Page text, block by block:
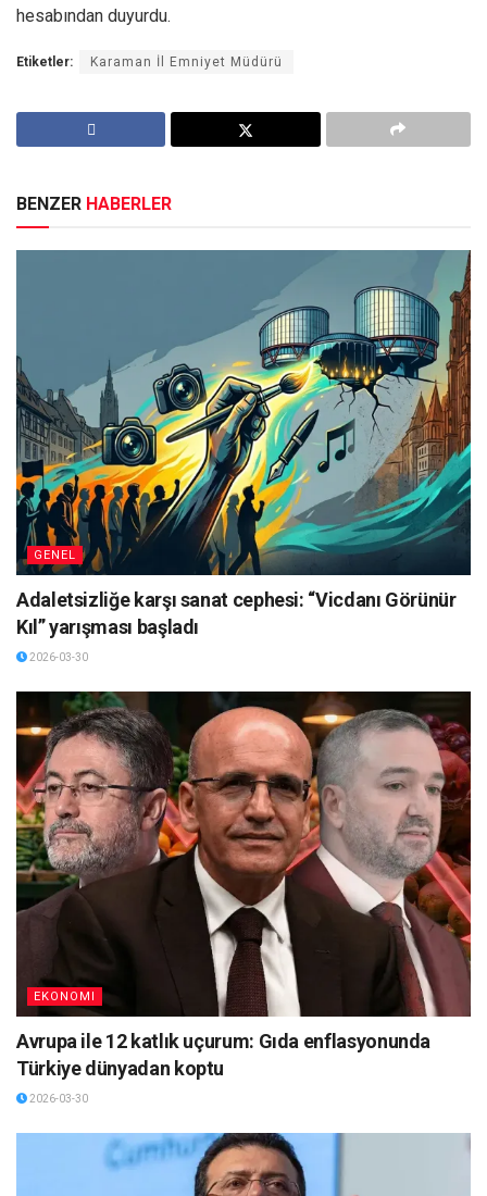
hesabından duyurdu.
Etiketler: Karaman İl Emniyet Müdürü
BENZER HABERLER
GENEL
Adaletsizliğe karşı sanat cephesi: “Vicdanı Görünür
Kıl” yarışması başladı
2026-03-30
EKONOMI
Avrupa ile 12 katlık uçurum: Gıda enflasyonunda
Türkiye dünyadan koptu
2026-03-30